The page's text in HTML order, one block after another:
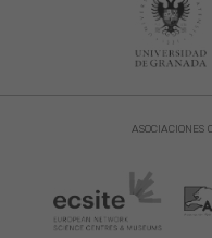
ASOCIACIONES